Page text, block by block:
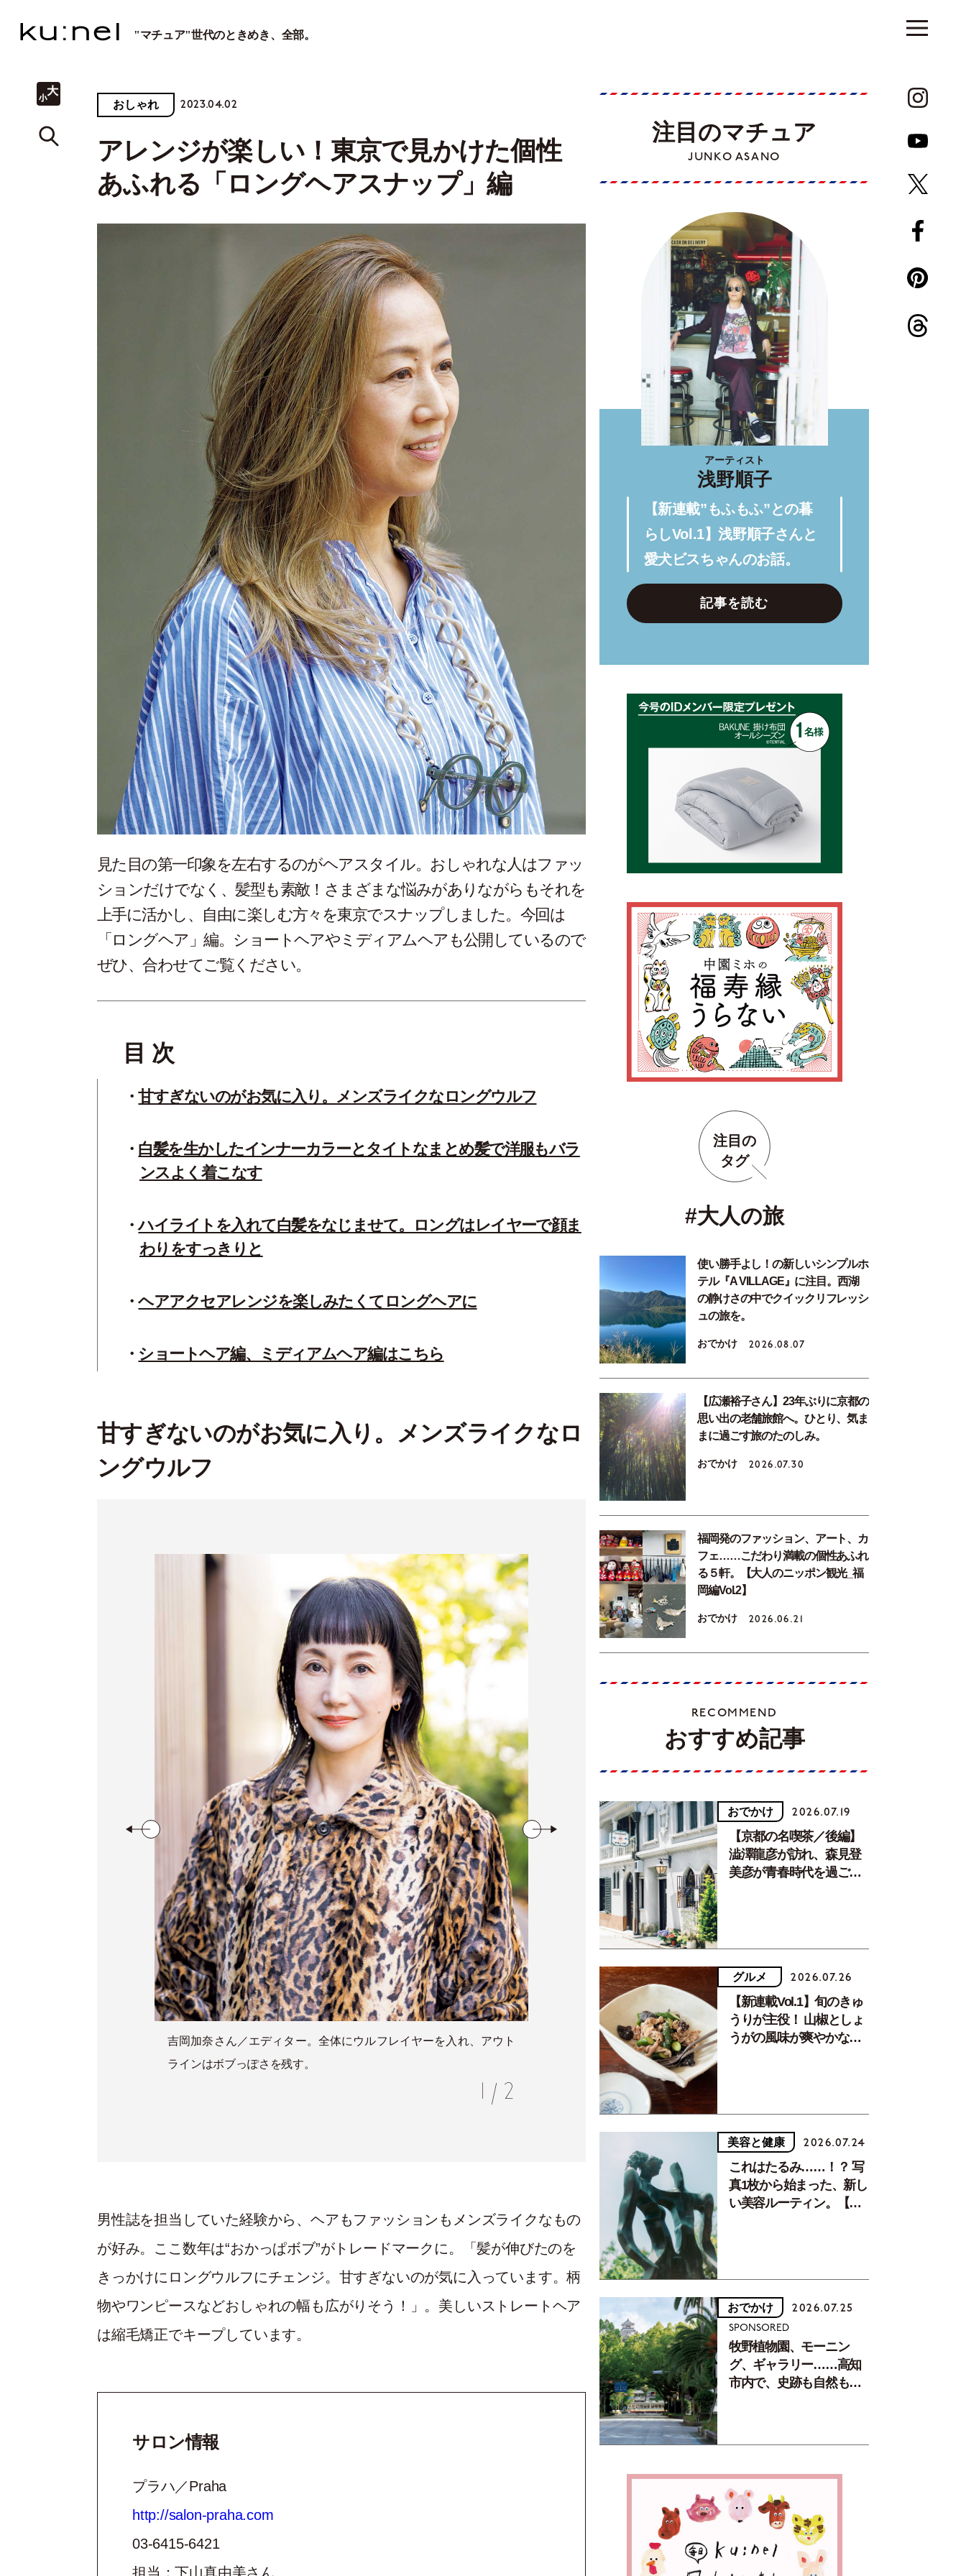
"マチュア"世代のときめき、全部。
おしゃれ 2023.04.02
アレンジが楽しい！東京で見かけた個性
あふれる「ロングヘアスナップ」編
見た目の第一印象を左右するのがヘアスタイル。おしゃれな人はファッ
ションだけでなく、髪型も素敵！さまざまな悩みがありながらもそれを
上手に活かし、自由に楽しむ方々を東京でスナップしました。今回は
「ロングヘア」編。ショートヘアやミディアムヘアも公開しているので
ぜひ、合わせてご覧ください。
目 次
甘すぎないのがお気に入り。メンズライクなロングウルフ
白髪を生かしたインナーカラーとタイトなまとめ髪で洋服もバラ
ンスよく着こなす
ハイライトを入れて白髪をなじませて。ロングはレイヤーで顔ま
わりをすっきりと
ヘアアクセアレンジを楽しみたくてロングヘアに
ショートヘア編、ミディアムヘア編はこちら
甘すぎないのがお気に入り。メンズライクなロ
ングウルフ
吉岡加奈さん／エディター。全体にウルフレイヤーを入れ、アウト
ラインはボブっぽさを残す。
黒髪ベースで毛先にインナーカラーをプラス。
1 / 2
男性誌を担当していた経験から、ヘアもファッションもメンズライクなもの
が好み。ここ数年は“おかっぱボブ”がトレードマークに。「髪が伸びたのを
きっかけにロングウルフにチェンジ。甘すぎないのが気に入っています。柄
物やワンピースなどおしゃれの幅も広がりそう！」。美しいストレートヘア
は縮毛矯正でキープしています。
サロン情報
プラハ／Praha
http://salon-praha.com
03-6415-6421
担当：下山真由美さん
注目のマチュア
JUNKO ASANO
アーティスト
浅野順子
【新連載”もふもふ”との暮
らしVol.1】浅野順子さんと
愛犬ビスちゃんのお話。
記事を読む
注目の
タグ
#大人の旅
使い勝手よし！の新しいシンプルホ
テル『A VILLAGE』に注目。西湖
の静けさの中でクイックリフレッシ
ュの旅を。
おでかけ 2026.08.07
【広瀬裕子さん】23年ぶりに京都の
思い出の老舗旅館へ。ひとり、気ま
まに過ごす旅のたのしみ。
おでかけ 2026.07.30
福岡発のファッション、アート、カ
フェ……こだわり満載の個性あふれ
る５軒。【大人のニッポン観光_福
岡編Vol.2】
おでかけ 2026.06.21
RECOMMEND
おすすめ記事
おでかけ 2026.07.19
【京都の名喫茶／後編】
澁澤龍彦が訪れ、森見登
美彦が青春時代を過ごし
グルメ 2026.07.26
【新連載Vol.1】旬のきゅ
うりが主役！ 山椒としょ
うがの風味が爽やかな、
美容と健康 2026.07.24
これはたるみ……！？ 写
真1枚から始まった、新し
い美容ルーティン。【中
おでかけ 2026.07.25
SPONSORED
牧野植物園、モーニン
グ、ギャラリー……高知
市内で、史跡も自然もグ